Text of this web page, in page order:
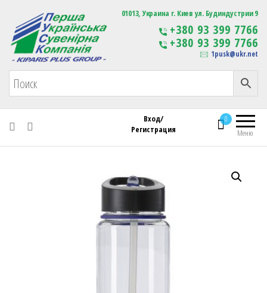
Первая Украинская Сувенирная Компания Изготовление
сувенирной продукции
с логотипом
01013, Украина г. Киев ул. Будиндустрии 9
+380 93 399 7766
+380 93 399 7766
1pusk@ukr.net
Меню
0
Вход/
Регистрация